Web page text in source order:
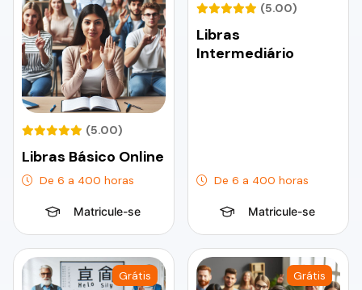
(5.00)
Libras Básico Online
De 6 a 400 horas
Matricule-se
(5.00)
Libras
Intermediário
De 6 a 400 horas
Matricule-se
Grátis Grátis